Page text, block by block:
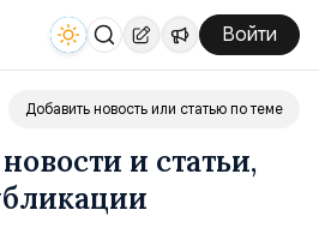
Войти
Добавить новость или статью по теме
и статьи,